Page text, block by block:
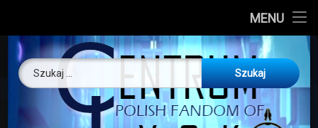
MENU
About us
O nas
Artykuły
Skip
content
Centrum
Szukaj: